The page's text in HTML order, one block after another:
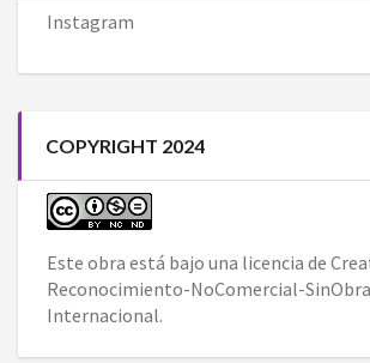
Instagram
COPYRIGHT 2024
Este obra está bajo una licencia de
Reconocimiento-NoComercial-
Internacional.